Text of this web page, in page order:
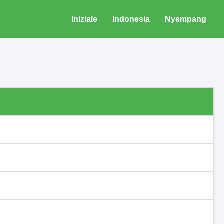
Iniziale Indonesia Nyempang